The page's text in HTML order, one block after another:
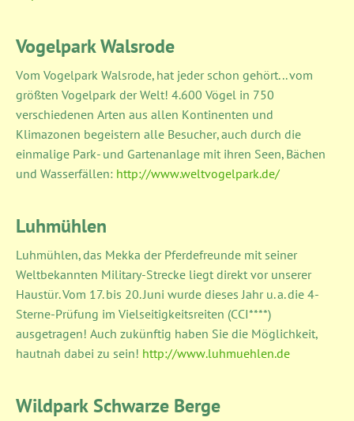
Vogelpark Walsrode
Vom Vogelpark Walsrode, hat jeder schon gehört... vom
größten Vogelpark der Welt! 4.600 Vögel in 750
verschiedenen Arten aus allen Kontinenten und
Klimazonen begeistern alle Besucher, auch durch die
einmalige Park- und Gartenanlage mit ihren Seen, Bächen
und Wasserfällen: http://www.weltvogelpark.de/
Luhmühlen
Luhmühlen, das Mekka der Pferdefreunde mit seiner
Weltbekannten Military-Strecke liegt direkt vor unserer
Haustür. Vom 17. bis 20. Juni wurde dieses Jahr u. a. die 4-
Sterne-Prüfung im Vielseitigkeitsreiten (CCI****)
ausgetragen! Auch zukünftig haben Sie die Möglichkeit,
hautnah dabei zu sein! http://www.luhmuehlen.de
Wildpark Schwarze Berge